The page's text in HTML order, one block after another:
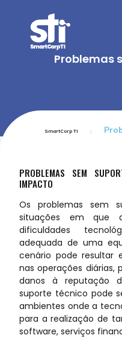
Problemas
SmartCorp TI
PROBLEMAS SEM
IMPACTO
Os problemas sem
situações em que
dificuldades
adequada de uma
cenário pode resultar
nas operações diárias,
danos à reputação
suporte técnico pode
ambientes onde a
para a realização de
software, serviços